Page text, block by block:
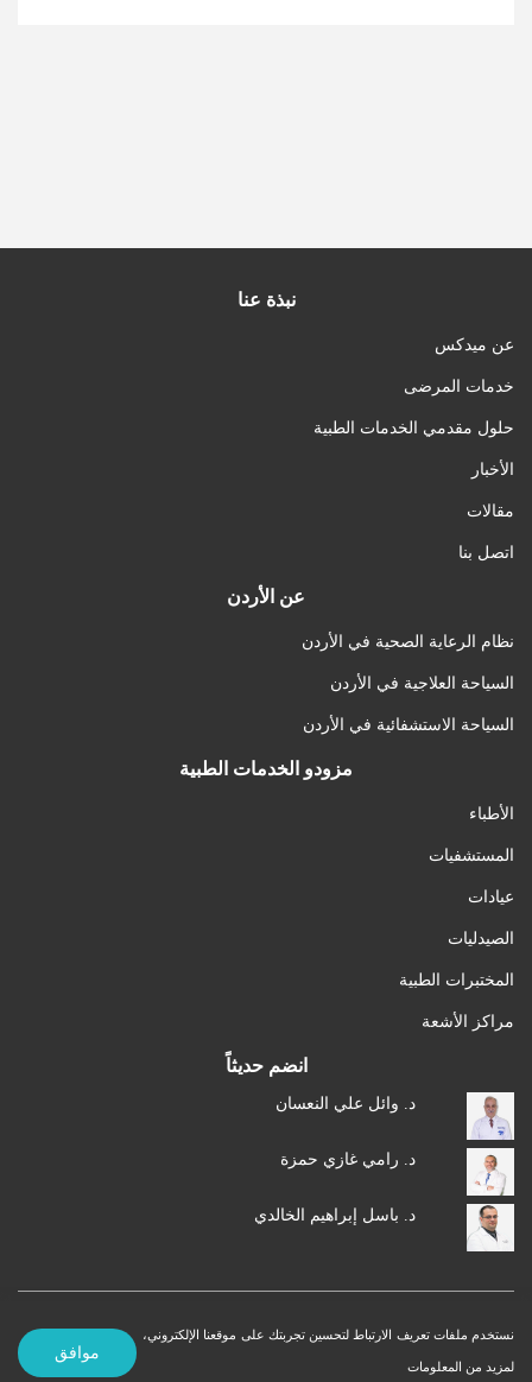
نبذة عنا
عن ميدكس
خدمات المرضى
حلول مقدمي الخدمات الطبية
الأخبار
مقالات
اتصل بنا
عن الأردن
نظام الرعاية الصحية في الأردن
السياحة العلاجية في الأردن
السياحة الاستشفائية في الأردن
مزودو الخدمات الطبية
الأطباء
المستشفيات
عيادات
الصيدليات
المختبرات الطبية
مراكز الأشعة
انضم حديثاً
د. وائل علي النعسان
د. رامي غازي حمزة
د. باسل إبراهيم الخالدي
© 2026 MedXJordan. جميع الحقوق محفوظة. شروط الاستخدام سياسة الخصوصية نستخدم ملفات تعريف الارتباط لتحسين تجربتك على موقعنا الإلكتروني،
لمزيد من المعلومات
موافق